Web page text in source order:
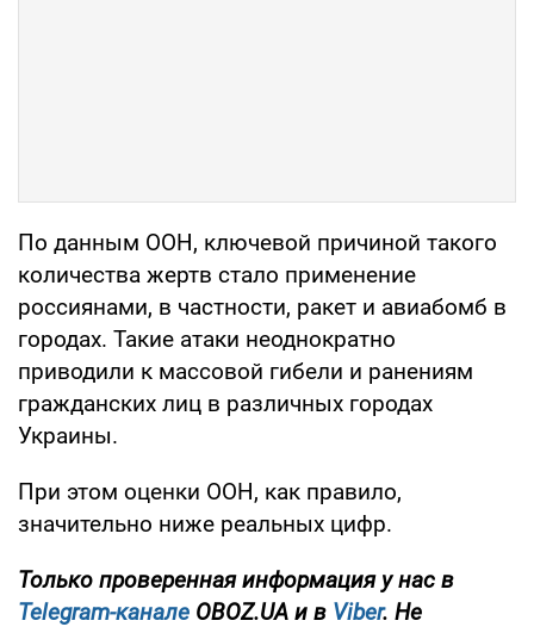
По данным ООН, ключевой причиной такого
количества жертв стало применение
россиянами, в частности, ракет и авиабомб в
городах. Такие атаки неоднократно
приводили к массовой гибели и ранениям
гражданских лиц в различных городах
Украины.
При этом оценки ООН, как правило,
значительно ниже реальных цифр.
Только проверенная информация у нас в
Telegram-канале OBOZ.UA и в Viber. Не